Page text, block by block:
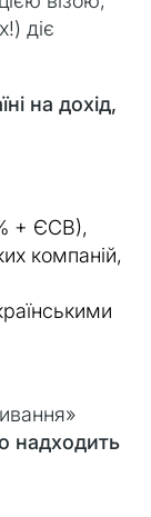
діє
на дохід,
+ ЄСВ),
компаній,
надходить